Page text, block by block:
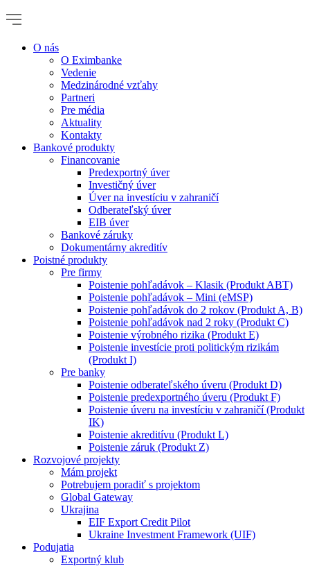
O nás
O Eximbanke
Vedenie
Medzinárodné vzťahy
Partneri
Pre média
Aktuality
Kontakty
Bankové produkty
Financovanie
Predexportný úver
Investičný úver
Úver na investíciu v zahraničí
Odberateľský úver
EIB úver
Bankové záruky
Dokumentárny akreditív
Poistné produkty
Pre firmy
Poistenie pohľadávok – Klasik (Produkt ABT)
Poistenie pohľadávok – Mini (eMSP)
Poistenie pohľadávok do 2 rokov (Produkt A, B)
Poistenie pohľadávok nad 2 roky (Produkt C)
Poistenie výrobného rizika (Produkt E)
Poistenie investície proti politickým rizikám
(Produkt I)
Pre banky
Poistenie odberateľského úveru (Produkt D)
Poistenie predexportného úveru (Produkt F)
Poistenie úveru na investíciu v zahraničí (Produkt
IK)
Poistenie akreditívu (Produkt L)
Poistenie záruk (Produkt Z)
Rozvojové projekty
Mám projekt
Potrebujem poradiť s projektom
Global Gateway
Ukrajina
EIF Export Credit Pilot
Ukraine Investment Framework (UIF)
Podujatia
Exportný klub